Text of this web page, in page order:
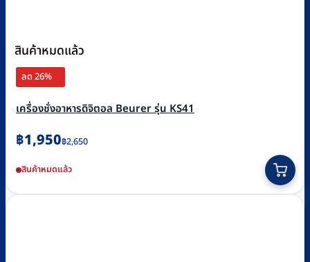
สินค้าหมดแล้ว
ลด 26%
เครื่องชั่งอาหารดิจิตอล Beurer รุ่น KS41
฿2,650
Original
was:
฿2,650.
฿1,950
Current
is:
฿1,950.
สินค้าหมดแล้ว